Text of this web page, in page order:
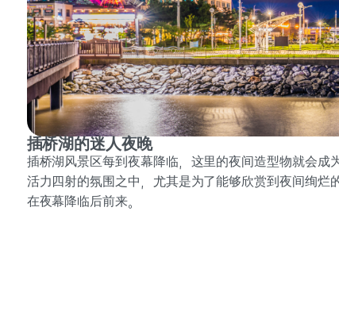
插桥湖的迷人夜晚
插桥湖风景区每到夜幕降临，这里的夜间造型物就会成
活力四射的氛围之中，尤其是为了能够欣赏到夜间绚烂
在夜幕降临后前来。